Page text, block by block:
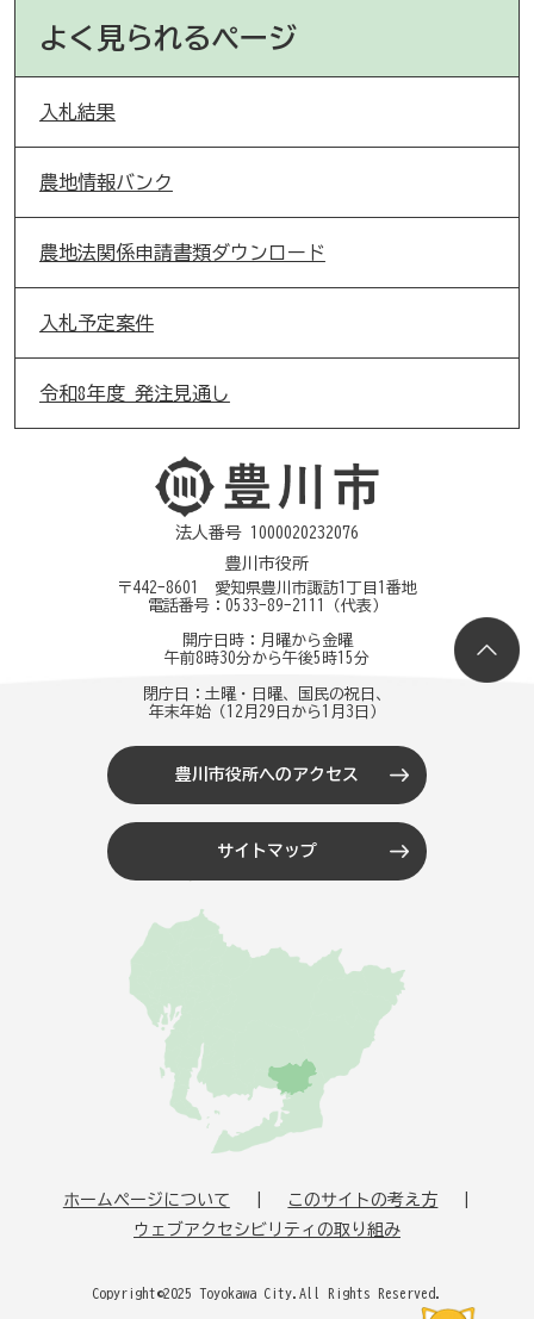
よく見られるページ
入札結果
農地情報バンク
農地法関係申請書類ダウンロード
入札予定案件
令和8年度 発注見通し
法人番号 1000020232076
豊川市役所
〒442-8601 愛知県豊川市諏訪1丁目1番地
電話番号： 0533-89-2111 （代表）
開庁日時：月曜から金曜
午前8時30分から午後5時15分
閉庁日：土曜・日曜、国民の祝日、
年末年始（12月29日から1月3日）
豊川市役所へのアクセス
サイトマップ
ホームページについて
このサイトの考え方
ウェブアクセシビリティの取り組み
Copyright©2025 Toyokawa City.All Rights Reserved.